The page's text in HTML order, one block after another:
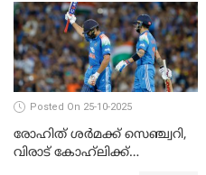
Posted On 25-10-2025
രോഹിത് ശർമക്ക് സെഞ്ച്വറി,
വിരാട് കോഹ്‍ലിക്ക്